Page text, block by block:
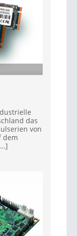
das
von
dem